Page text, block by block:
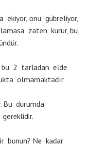
ekiyor, onu gübreliyor,
zaten kurur, bu,
bu 2 tarladan elde
olmamaktadır.
Bu durumda
bunun? Ne kadar